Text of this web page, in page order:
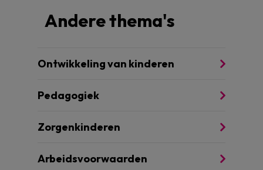
Andere thema's
Ontwikkeling van kinderen
Pedagogiek
Zorgenkinderen
Arbeidsvoorwaarden